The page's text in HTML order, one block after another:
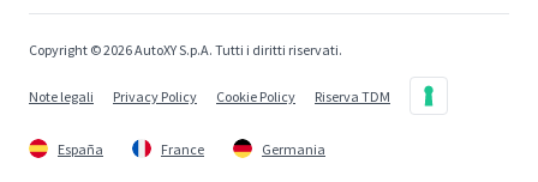
Copyright © 2026 AutoXY S.p.A. Tutti i diritti riservati.
Note legali Privacy Policy Cookie Policy Riserva TDM
España France Germania